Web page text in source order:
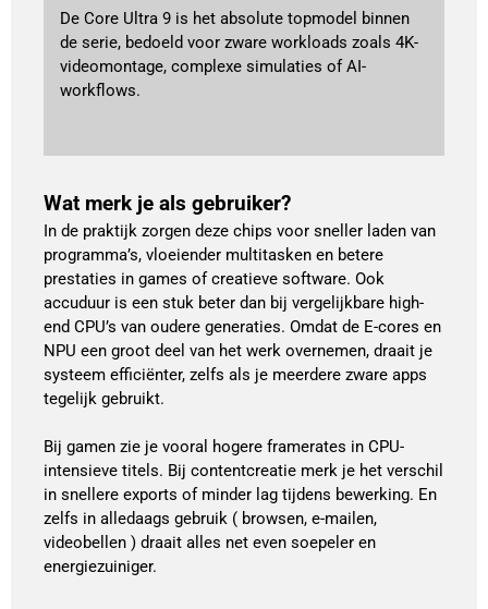
De Core Ultra 9 is het absolute topmodel binnen
de serie, bedoeld voor zware workloads zoals 4K-
videomontage, complexe simulaties of AI-
workflows.
Wat merk je als gebruiker?
In de praktijk zorgen deze chips voor sneller laden van
programma’s, vloeiender multitasken en betere
prestaties in games of creatieve software. Ook
accuduur is een stuk beter dan bij vergelijkbare high-
end CPU’s van oudere generaties. Omdat de E-cores en
NPU een groot deel van het werk overnemen, draait je
systeem efficiënter, zelfs als je meerdere zware apps
tegelijk gebruikt.
Bij gamen zie je vooral hogere framerates in CPU-
intensieve titels. Bij contentcreatie merk je het verschil
in snellere exports of minder lag tijdens bewerking. En
zelfs in alledaags gebruik ( browsen, e-mailen,
videobellen ) draait alles net even soepeler en
energiezuiniger.